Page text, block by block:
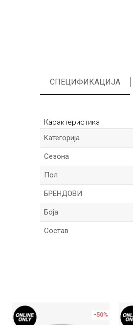
СПЕЦИФИКАЦИЈА
Карактеристика
Kатегорија
Сезона
Пол
БРЕНДОВИ
Боја
Состав
-50%